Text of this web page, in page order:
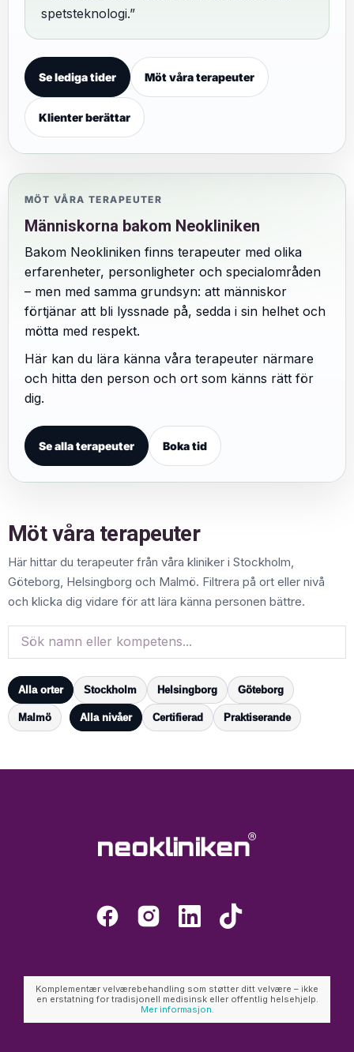
spetsteknologi.”
Se lediga tider Möt våra terapeuter
Klienter berättar
MÖT VÅRA TERAPEUTER
Människorna bakom Neokliniken
Bakom Neokliniken finns terapeuter med olika
erfarenheter, personligheter och specialområden
– men med samma grundsyn: att människor
förtjänar att bli lyssnade på, sedda i sin helhet och
mötta med respekt.
Här kan du lära känna våra terapeuter närmare
och hitta den person och ort som känns rätt för
dig.
Se alla terapeuter Boka tid
Möt våra terapeuter
Här hittar du terapeuter från våra kliniker i Stockholm,
Göteborg, Helsingborg och Malmö. Filtrera på ort eller nivå
och klicka dig vidare för att lära känna personen bättre.
Alla orter Stockholm Helsingborg Göteborg
Malmö Alla nivåer Certifierad Praktiserande
Komplementær velværebehandling som støtter ditt velvære – ikke
en erstatning for tradisjonell medisinsk eller offentlig helsehjelp.
Mer informasjon.